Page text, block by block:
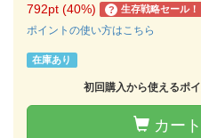
792pt (40%) ? 生存戦略セール！
ポイントの使い方はこちら
在庫あり
初回購入から使えるポ
カー